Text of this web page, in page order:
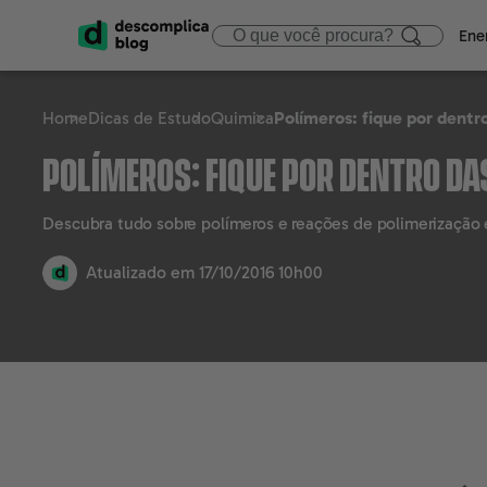
ENEM
Calendário
Gabaritos e Resultados
Sisu
Fies
CIÊNCIAS
Filosofia
Sociologia
Atualidades
HomeDicas de EstudoQuimicaPolímeros: fique por
Polímeros: fique por dentro
Descubra tudo sobre polímeros e reações de
Atualizado em 17/10/2016 10h00